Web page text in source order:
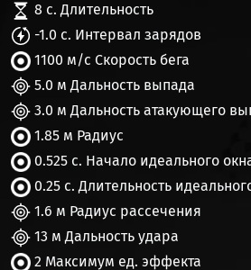
8 с. Длительность
-1.0 с. Интервал зарядов
1100 м/c Скорость бега
5.0 м Дальность выпада
3.0 м Дальность атакующего
1.85 м Радиус
0.525 с. Начало идеального
0.25 с. Длительность
1.6 м Радиус рассечения
13 м Дальность удара
2 Максимум ед. эффекта